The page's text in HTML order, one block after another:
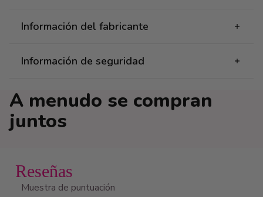
Información del fabricante
Información de seguridad
A menudo se compran
juntos